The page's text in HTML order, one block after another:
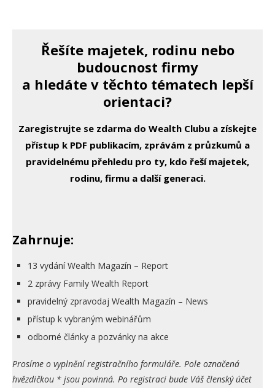
Řešíte majetek, rodinu nebo
budoucnost firmy
a hledáte v těchto tématech lepší
orientaci?
Zaregistrujte se zdarma do Wealth Clubu a získejte
přístup k PDF publikacím, zprávám z průzkumů a
pravidelnému přehledu pro ty, kdo řeší majetek,
rodinu, firmu a další generaci.
Zahrnuje:
13 vydání Wealth Magazín – Report
2 zprávy Family Wealth Report
pravidelný zpravodaj Wealth Magazín – News
přístup k vybraným webinářům
odborné články a pozvánky na akce
Prosíme o vyplnění registračního formuláře. Pole označená
hvězdičkou * jsou povinná. Po registraci bude Váš členský účet